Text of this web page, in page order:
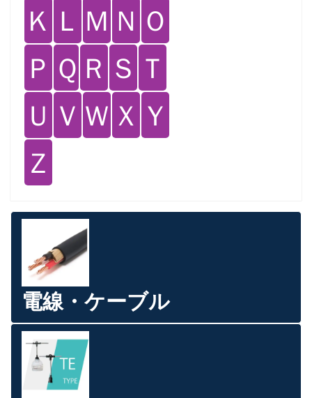
Ｋ Ｌ Ｍ Ｎ Ｏ
Ｐ Ｑ Ｒ Ｓ Ｔ
Ｕ Ｖ Ｗ Ｘ Ｙ
Ｚ
電線・ケーブル